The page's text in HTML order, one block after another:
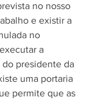
no nosso
e existir a
no
a
do presidente da
uma portaria
permite que as